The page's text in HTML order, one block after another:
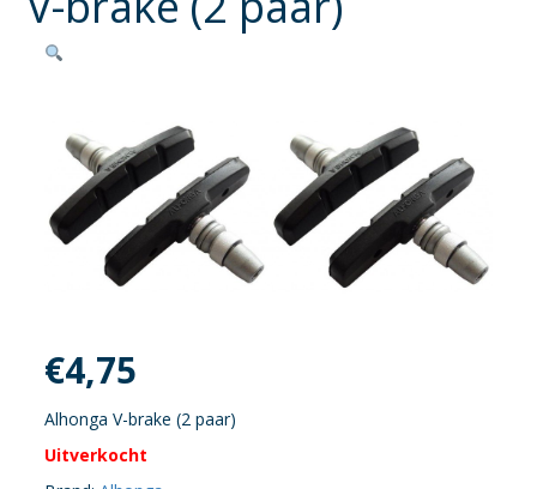
€4,75
Alhonga V-brake (2 paar)
Uitverkocht